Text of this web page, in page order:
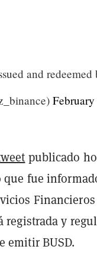
and
publicado
fue
registrada y
emitir BUSD.